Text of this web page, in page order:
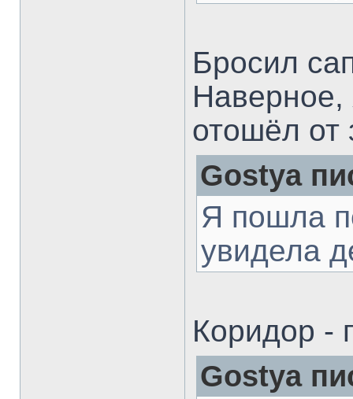
Бросил
Наверное,
отошёл от
Gostya
Я пошла
увидела
Коридор -
Gostya